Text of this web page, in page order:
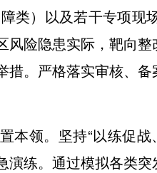
类）以及若干专项
风险隐患实际，靶向
措。严格落实审核、
本领。坚持“以练促
演练。通过模拟各类